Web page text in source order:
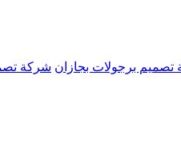
تصميم برجولات بجازان شركة